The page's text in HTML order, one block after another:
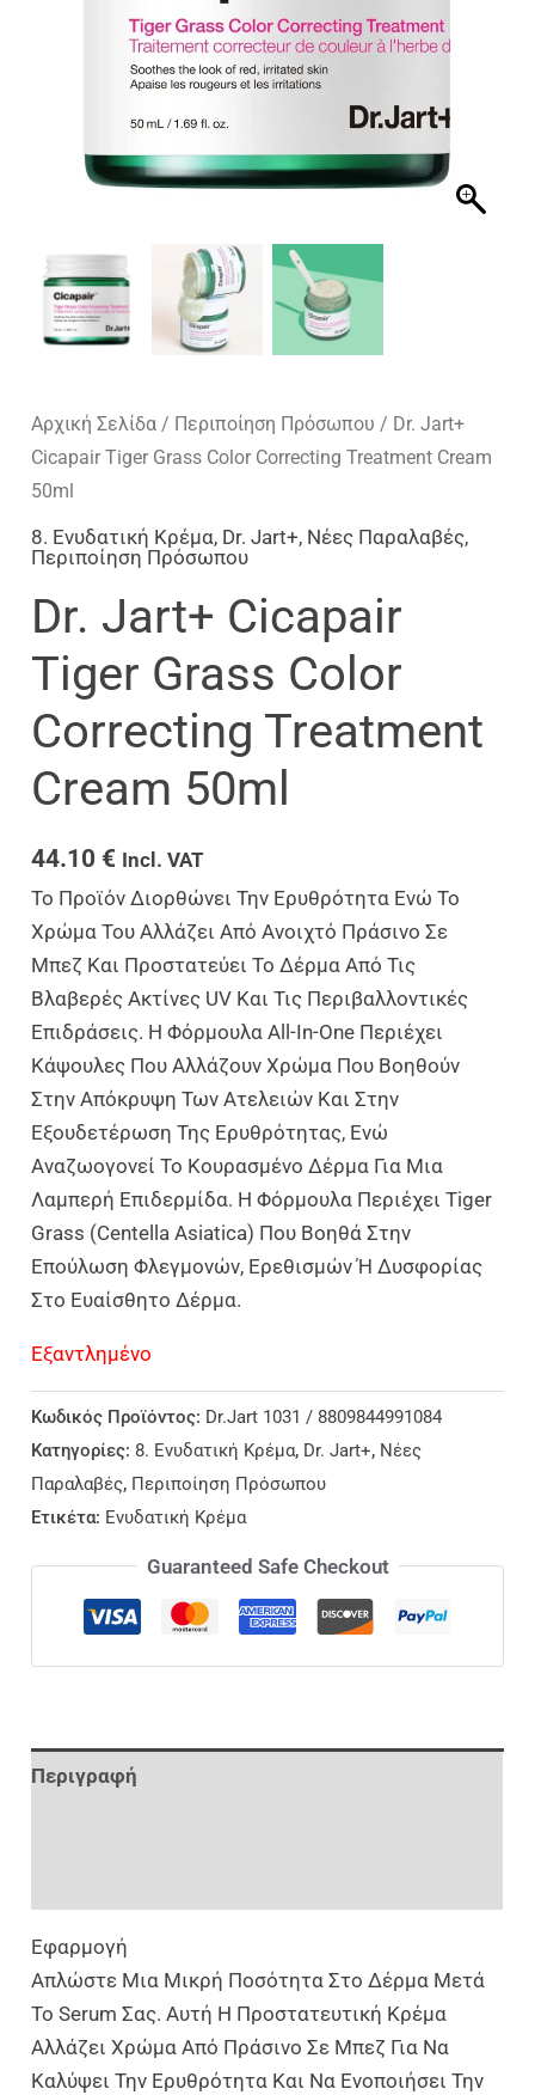
Αρχική Σελίδα / Περιποίηση Πρόσωπου / Dr. Jart+
Cicapair Tiger Grass Color Correcting Treatment Cream
50ml
8. Ενυδατική Κρέμα, Dr. Jart+, Νέες Παραλαβές,
Περιποίηση Πρόσωπου
Dr. Jart+ Cicapair
Tiger Grass Color
Correcting Treatment
Cream 50ml
44.10 € Incl. VAT
Το Προϊόν Διορθώνει Την Ερυθρότητα Ενώ Το
Χρώμα Του Αλλάζει Από Ανοιχτό Πράσινο Σε
Μπεζ Και Προστατεύει Το Δέρμα Από Τις
Βλαβερές Ακτίνες UV Και Τις Περιβαλλοντικές
Επιδράσεις. Η Φόρμουλα All-In-One Περιέχει
Κάψουλες Που Αλλάζουν Χρώμα Που Βοηθούν
Στην Απόκρυψη Των Ατελειών Και Στην
Εξουδετέρωση Της Ερυθρότητας, Ενώ
Αναζωογονεί Το Κουρασμένο Δέρμα Για Μια
Λαμπερή Επιδερμίδα. Η Φόρμουλα Περιέχει Tiger
Grass (Centella Asiatica) Που Βοηθά Στην
Επούλωση Φλεγμονών, Ερεθισμών Ή Δυσφορίας
Στο Ευαίσθητο Δέρμα.
Εξαντλημένο
Κωδικός Προϊόντος: Dr.Jart 1031 / 8809844991084
Κατηγορίες: 8. Ενυδατική Κρέμα, Dr. Jart+, Νέες
Παραλαβές, Περιποίηση Πρόσωπου
Ετικέτα: Ενυδατική Κρέμα
Guaranteed Safe Checkout
Περιγραφή
Εφαρμογή
Απλώστε Μια Μικρή Ποσότητα Στο Δέρμα Μετά
Το Serum Σας. Αυτή Η Προστατευτική Κρέμα
Αλλάζει Χρώμα Από Πράσινο Σε Μπεζ Για Να
Καλύψει Την Ερυθρότητα Και Να Ενοποιήσει Την